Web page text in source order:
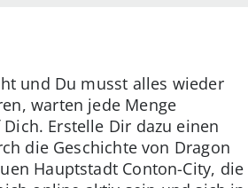
und Du musst alles wieder
warten jede Menge
Erstelle Dir dazu einen
die Geschichte von Dragon
Hauptstadt Conton-City, die